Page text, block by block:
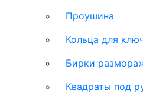
Проушина
Кольца для
Бирки
Квадраты под